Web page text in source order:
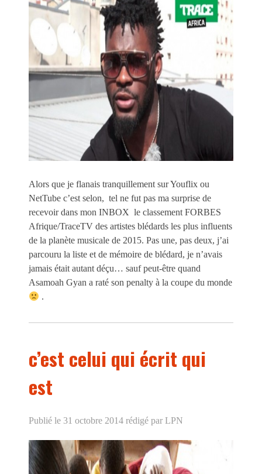
Alors que je flanais tranquillement sur Youflix ou
NetTube c’est selon, tel ne fut pas ma surprise de
recevoir dans mon INBOX le classement FORBES
Afrique/TraceTV des artistes blédards les plus influents
de la planète musicale de 2015. Pas une, pas deux, j’ai
parcouru la liste et de mémoire de blédard, je n’avais
jamais était autant déçu… sauf peut-être quand
Asamoah Gyan a raté son penalty à la coupe du monde
.
c’est celui qui écrit qui
est
Publié le 31 octobre 2014 rédigé par LPN